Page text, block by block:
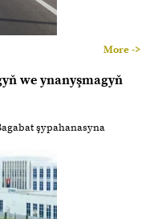
More ->
we ynanyşmagyň
şypahanasyna